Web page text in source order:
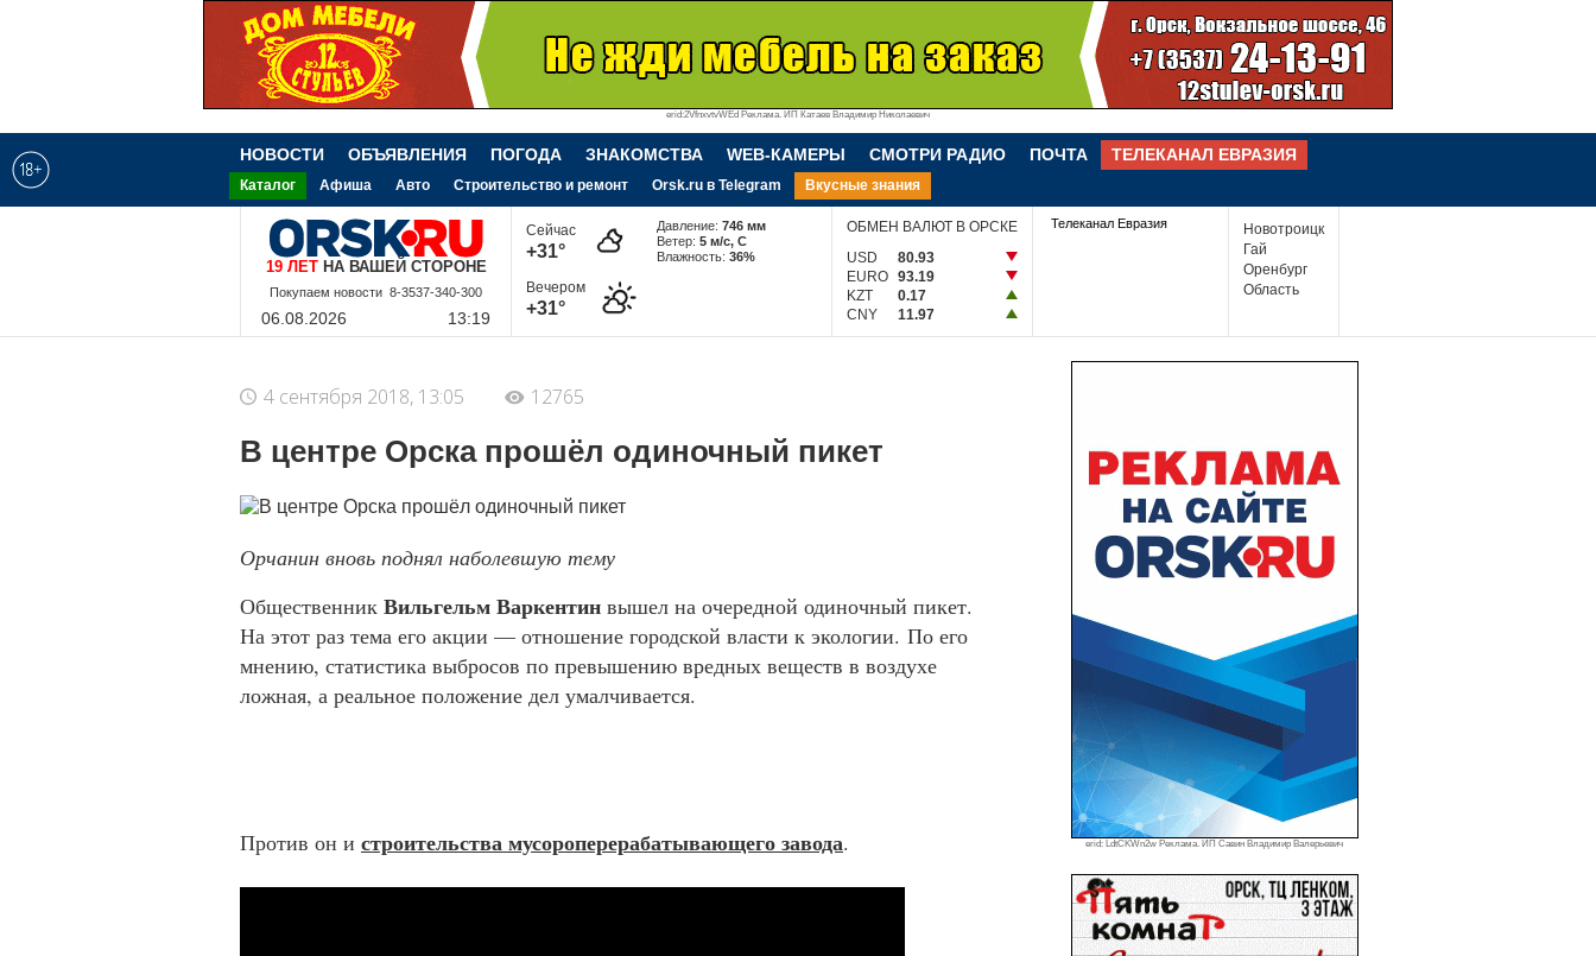
erid:2VfnxvtvWEd Реклама. ИП Катаев Владимир Николаевич
НОВОСТИ ОБЪЯВЛЕНИЯ ПОГОДА ЗНАКОМСТВА WEB-КАМЕРЫ СМОТРИ РАДИО ПОЧТА ТЕЛЕКАНАЛ ЕВРАЗИЯ
Каталог Афиша Авто Строительство и ремонт Orsk.ru в Telegram Вкусные знания
19 ЛЕТНА ВАШЕЙ СТОРОНЕ
Покупаем новости 8-3537-340-300
06.08.2026 13:20
Сейчас
+31°
Вечером
+31°
Давление:746 мм
Ветер:5 м/c, С
Влажность:36%
ОБМЕН ВАЛЮТ В ОРСКЕ
USD
80.93
EURO 93.19
KZT
0.17
CNY
11.97
Телеканал Евразия
Новотроицк
Гай
Оренбург
Область
erid: LdtCKWn2w Реклама. ИП Савин Владимир Валерьевич
4 сентября 2018, 13:05 12765
В центре Орска прошёл одиночный пикет
Орчанин вновь поднял наболевшую тему
Общественник Вильгельм Варкентин вышел на очередной одиночный пикет.
На этот раз тема его акции — отношение городской власти к экологии. По его
мнению, статистика выбросов по превышению вредных веществ в воздухе
ложная, а реальное положение дел умалчивается.
Против он и строительства мусороперерабатывающего завода.